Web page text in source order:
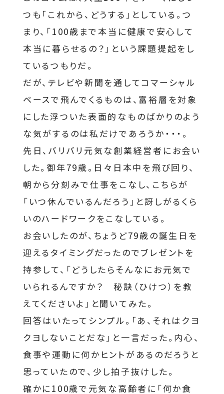
つも「これから、どうする」としている。つ
まり、「100歳まで本当に健康で安心して
本当に暮らせるの？」という課題提起をし
ているつもりだ。
だが、テレビや新聞を通してコマーシャル
ベースで飛んでくるものは、富裕層を対象
にした浮ついた表面的なものばかりのよう
な気がするのは私だけであろうか・・・。
先日、バリバリ元気な創業経営者にお会い
した。御年79歳。日々日本中を飛び回り、
朝から分刻みで仕事をこなし、こちらが
「いつ休んでいるんだろう」と訝しがるくら
いのハードワークをこなしている。
お会いしたのが、ちょうど79歳の誕生日を
迎えるタイミングだったのでブレゼントを
持参して、「どうしたらそんなにお元気で
いられるんですか？ 秘訣（ひけつ）を教
えてくださいよ」と聞いてみた。
回答はいたってシンプル。「あ、それはクヨ
クヨしないことだな」と一言だった。内心、
食事や運動に何かヒントがあるのだろうと
思っていたので、少し拍子抜けした。
確かに100歳で元気な高齢者に「何か食